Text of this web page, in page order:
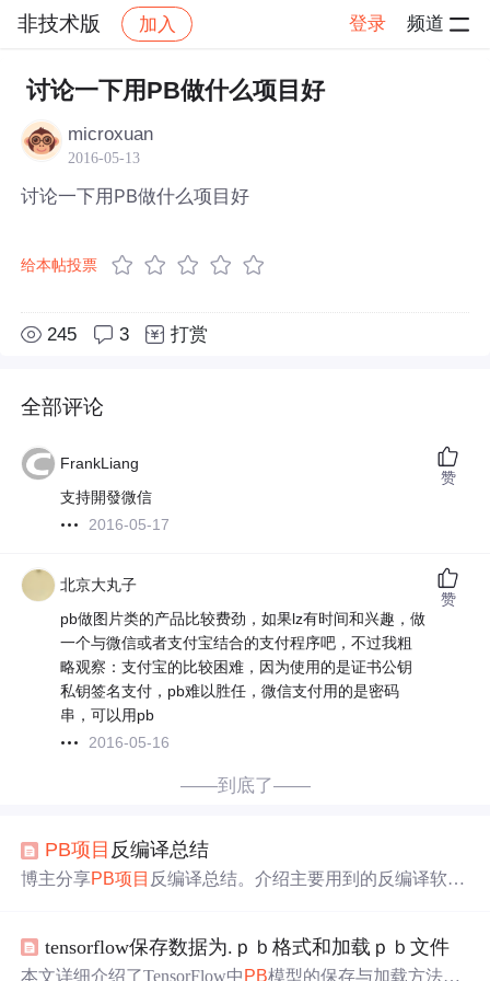
非技术版 加入 登录 频道
社区 非技术版 帖子详情
讨论一下用PB做什么项目好
microxuan
2016-05-13
讨论一下用PB做什么项目好
给本帖投票
245 3 打赏
全部评论
FrankLiang
支持開發微信
2016-05-17
赞
北京大丸子
pb做图片类的产品比较费劲，如果lz有时间和兴趣，做
一个与微信或者支付宝结合的支付程序吧，不过我粗
略观察：支付宝的比较困难，因为使用的是证书公钥
私钥签名支付，pb难以胜任，微信支付用的是密码
串，可以用pb
2016-05-16
赞
——到底了——
PB项目 反编译总结
博主分享PB项目 反编译总结。介绍主要用到的反编译软
注意控件属性、游标、导入错误等问题，以及数据窗口反
编译的特殊注意点。
tensorflow保存数据为.ｐｂ格式和加载ｐｂ文件
本文详细介绍了TensorFlow中 PB模型的保存与加载方法，